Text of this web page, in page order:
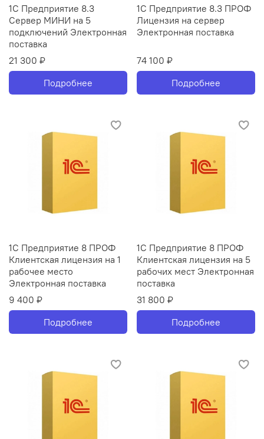
1С Предприятие 8.3
Сервер МИНИ на 5
подключений Электронная
поставка
21 300 ₽
Подробнее
1С Предприятие 8.3 ПРОФ
Лицензия на сервер
Электронная поставка
74 100 ₽
Подробнее
1С Предприятие 8 ПРОФ
Клиентская лицензия на 1
рабочее место
Электронная поставка
9 400 ₽
Подробнее
1С Предприятие 8 ПРОФ
Клиентская лицензия на 5
рабочих мест Электронная
поставка
31 800 ₽
Подробнее